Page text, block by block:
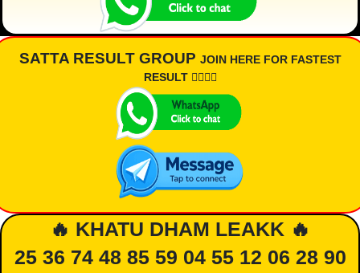
SATTA RESULT GROUP JOIN HERE FOR FASTEST
RESULT 👇🏾👇🏾
🔥 KHATU DHAM LEAKK 🔥
25 36 74 48 85 59 04 55 12 06 28 90